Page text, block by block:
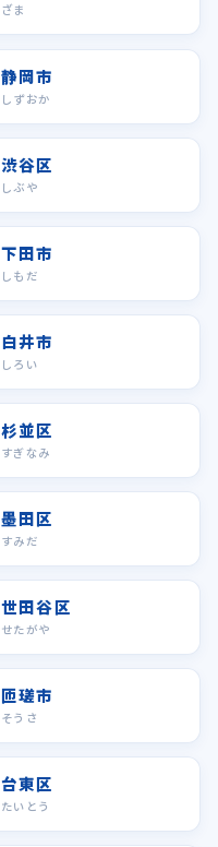
ざま
静岡市
しずおか
渋谷区
しぶや
下田市
しもだ
白井市
しろい
杉並区
すぎなみ
墨田区
すみだ
世田谷区
せたがや
匝瑳市
そうさ
台東区
たいとう